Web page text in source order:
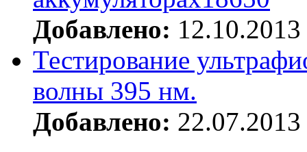
Добавлено: 12.10.2013
Тестирование
волны 395 нм.
Добавлено: 22.07.2013